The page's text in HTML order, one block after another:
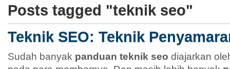
Posts tagged "teknik seo"
Teknik SEO: Teknik
Sudah banyak panduan teknik seo diajarkan